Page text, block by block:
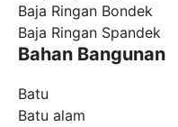
Baja Ringan Bondek
Baja Ringan Spandek
Bahan Bangunan
Batu
Batu alam